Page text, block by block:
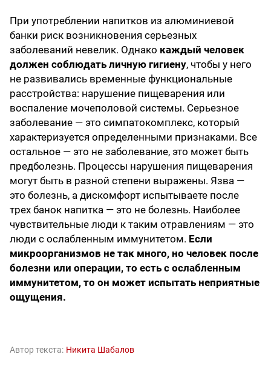
При употреблении напитков из алюминиевой
банки риск возникновения серьезных
заболеваний невелик. Однако каждый человек
должен соблюдать личную гигиену, чтобы у него
не развивались временные функциональные
расстройства: нарушение пищеварения или
воспаление мочеполовой системы. Серьезное
заболевание — это симпатокомплекс, который
характеризуется определенными признаками. Все
остальное — это не заболевание, это может быть
предболезнь. Процессы нарушения пищеварения
могут быть в разной степени выражены. Язва —
это болезнь, а дискомфорт испытываете после
трех банок напитка — это не болезнь. Наиболее
чувствительные люди к таким отравлениям — это
люди с ослабленным иммунитетом. Если
микроорганизмов не так много, но человек после
болезни или операции, то есть с ослабленным
иммунитетом, то он может испытать неприятные
ощущения.
Автор текста: Никита Шабалов